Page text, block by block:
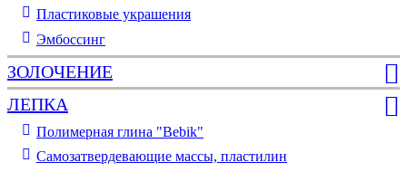
Пластиковые украшения
Эмбоссинг
ЗОЛОЧЕНИЕ
ЛЕПКА
Полимерная глина "Bebik"
Самозатвердевающие массы, пластилин